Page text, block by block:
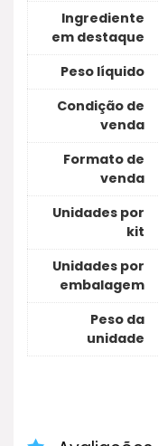
Ingrediente
em destaque
Peso líquido
Condição de
venda
Formato de
venda
Unidades por
kit
Unidades por
embalagem
Peso da
unidade